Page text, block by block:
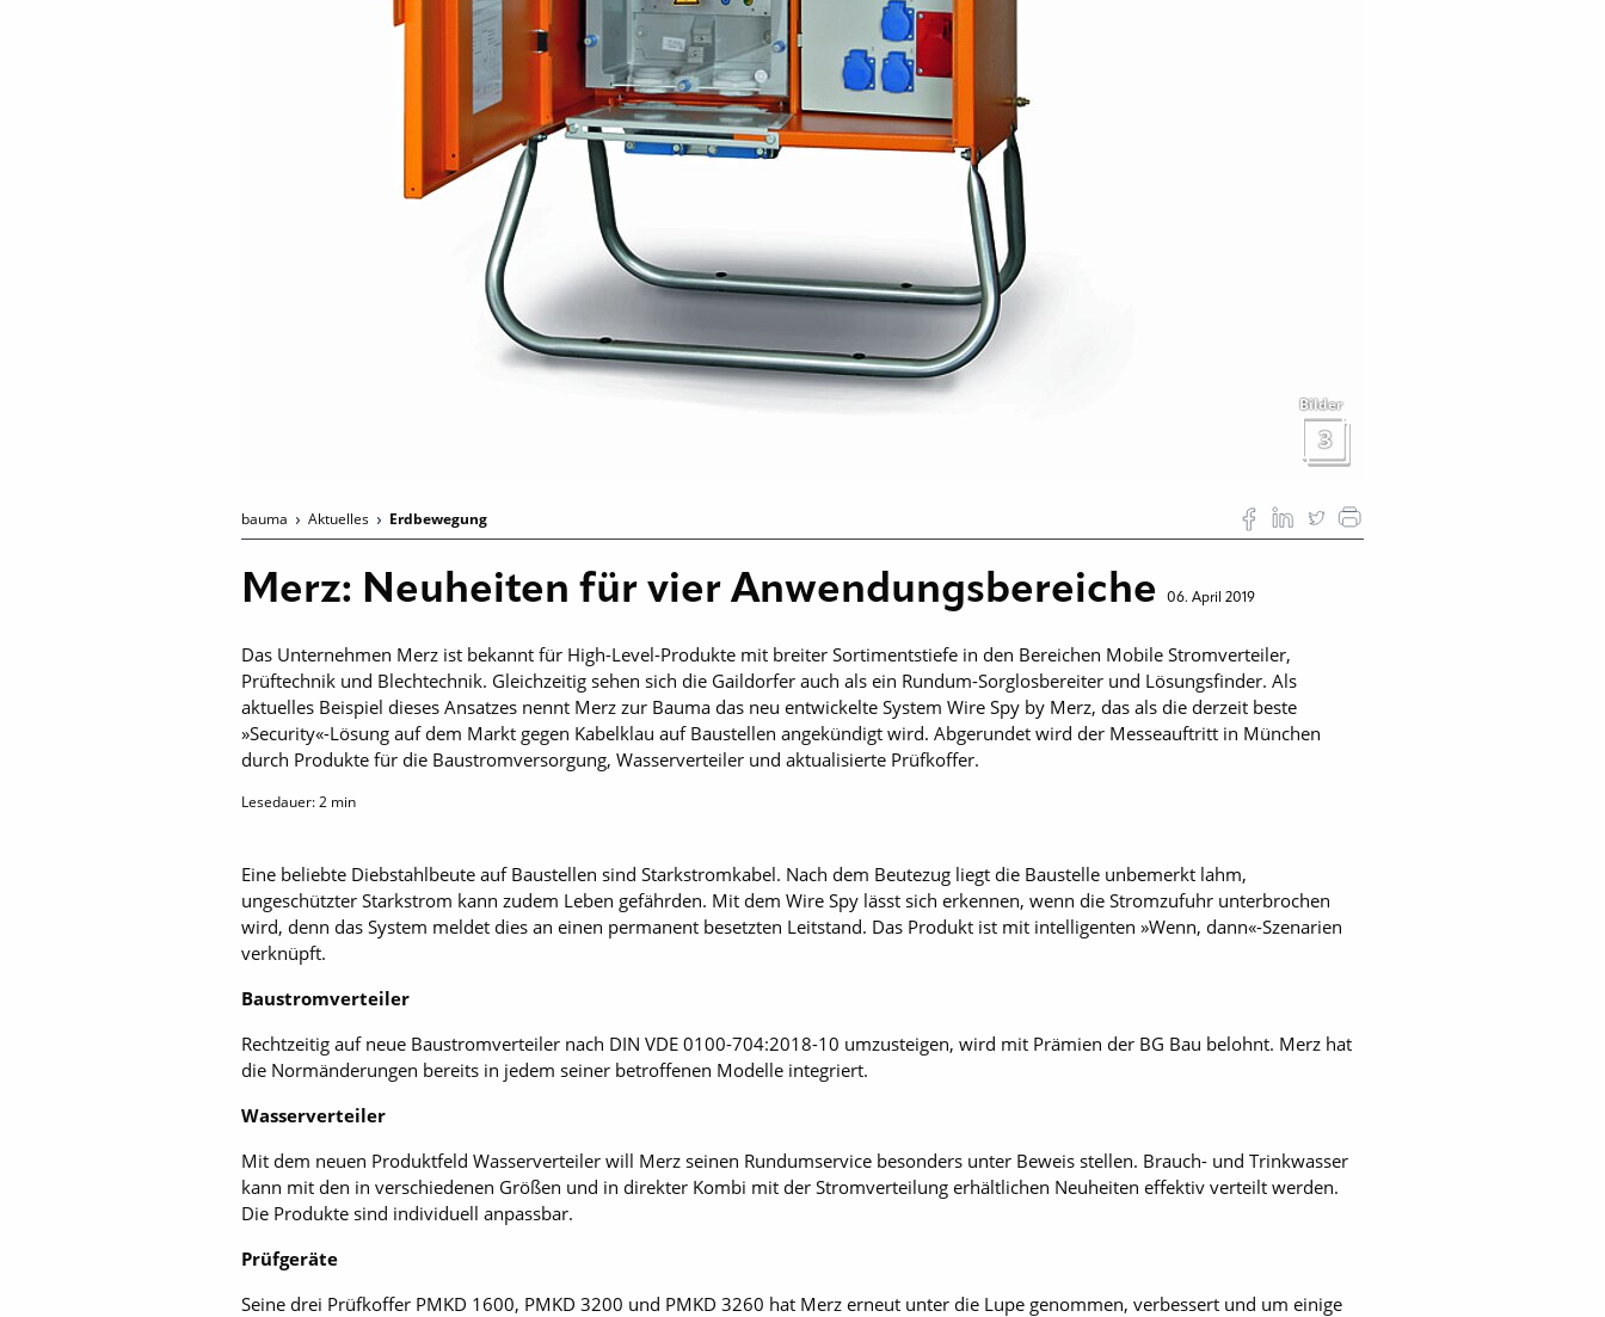
Bilder
3
bauma Aktuelles Erdbewegung
Merz: Neuheiten für vier Anwendungsbereiche 06. April 2019
Das Unternehmen Merz ist bekannt für High-Level-Produkte mit breiter Sortimentstiefe in den Bereichen Mobile Stromverteiler,
Prüftechnik und Blechtechnik. Gleichzeitig sehen sich die Gaildorfer auch als ein Rundum-Sorglosbereiter und Lösungsfinder. Als
aktuelles Beispiel dieses Ansatzes nennt Merz zur Bauma das neu entwickelte System Wire Spy by Merz, das als die derzeit beste
»Security«-Lösung auf dem Markt gegen Kabelklau auf Baustellen angekündigt wird. Abgerundet wird der Messe­auftritt in München
durch Produkte für die Baustromversorgung, Wasserverteiler und aktualisierte Prüfkoffer.
Lesedauer:2 min
Eine beliebte Diebstahlbeute auf Baustellen sind Starkstromkabel. Nach dem Beutezug liegt die Baustelle unbemerkt lahm,
ungeschützter Starkstrom kann zudem Leben gefährden. Mit dem Wire Spy lässt sich erkennen, wenn die Stromzufuhr unterbrochen
wird, denn das System meldet dies an einen permanent besetzten Leitstand. Das Produkt ist mit intelligenten »Wenn, dann«-Szenarien
verknüpft.
Baustromverteiler
Rechtzeitig auf neue Baustromverteiler nach DIN VDE 0100-704:2018-10 umzusteigen, wird mit Prämien der BG Bau belohnt. Merz hat
die Normänderungen bereits in jedem seiner betroffenen Modelle integriert.
Wasserverteiler
Mit dem neuen Produktfeld Wasserverteiler will Merz seinen Rundumservice besonders unter Beweis stellen. Brauch- und Trinkwasser
kann mit den in verschiedenen Größen und in direkter Kombi mit der Stromverteilung erhältlichen Neuheiten effektiv verteilt werden.
Die Produkte sind individuell anpassbar.
Prüfgeräte
Seine drei Prüfkoffer PMKD 1600, PMKD 3200 und PMKD 3260 hat Merz erneut unter die Lupe genommen, verbessert und um einige